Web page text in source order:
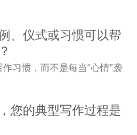
、仪式或习惯可以帮
习惯，而不是每当“心情”袭
您的典型写作过程是